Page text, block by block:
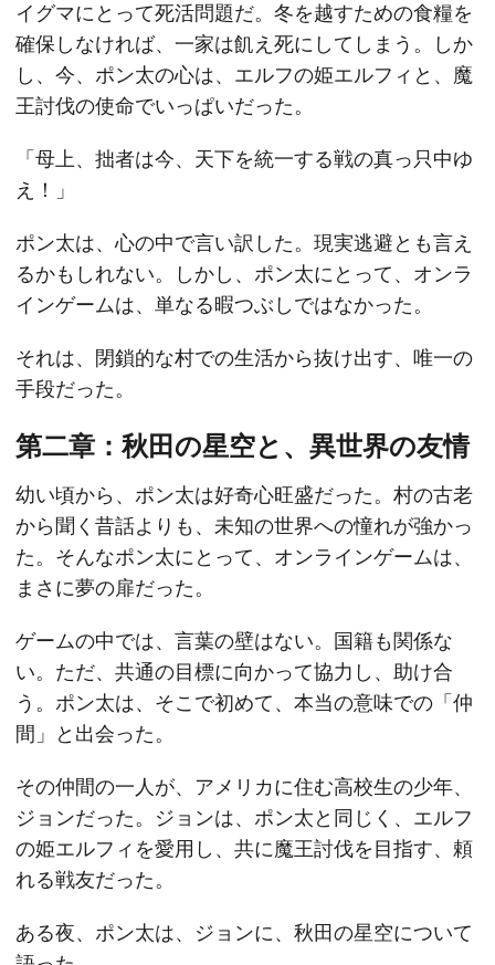
イグマにとって死活問題だ。冬を越すための食糧を
確保しなければ、一家は飢え死にしてしまう。しか
し、今、ポン太の心は、エルフの姫エルフィと、魔
王討伐の使命でいっぱいだった。
「母上、拙者は今、天下を統一する戦の真っ只中ゆ
え！」
ポン太は、心の中で言い訳した。現実逃避とも言え
るかもしれない。しかし、ポン太にとって、オンラ
インゲームは、単なる暇つぶしではなかった。
それは、閉鎖的な村での生活から抜け出す、唯一の
手段だった。
第二章：秋田の星空と、異世界の友情
幼い頃から、ポン太は好奇心旺盛だった。村の古老
から聞く昔話よりも、未知の世界への憧れが強かっ
た。そんなポン太にとって、オンラインゲームは、
まさに夢の扉だった。
ゲームの中では、言葉の壁はない。国籍も関係な
い。ただ、共通の目標に向かって協力し、助け合
う。ポン太は、そこで初めて、本当の意味での「仲
間」と出会った。
その仲間の一人が、アメリカに住む高校生の少年、
ジョンだった。ジョンは、ポン太と同じく、エルフ
の姫エルフィを愛用し、共に魔王討伐を目指す、頼
れる戦友だった。
ある夜、ポン太は、ジョンに、秋田の星空について